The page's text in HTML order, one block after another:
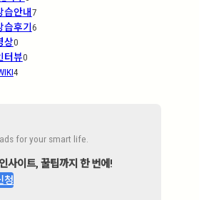
습안내7
습후기6
상0
터뷰0
4
for your smart life.
사이트, 꿀팁까지 한 번에!
청